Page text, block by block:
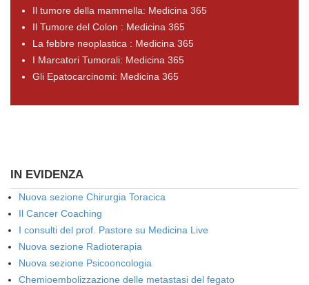
Il tumore della mammella: Medicina 365
Il Tumore del Colon : Medicina 365
La febbre neoplastica : Medicina 365
I Marcatori Tumorali: Medicina 365
Gli Epatocarcinomi: Medicina 365
IN EVIDENZA
Nuova sezione Chirurgia Toracica
Il Cancer Coaching
I consulti del prof. Pastore su Medicina Live
Nuova sezione Radioterapia
Nuova sezione Psicooncologia
Chemioembolizzazione delle metastasi del fegato